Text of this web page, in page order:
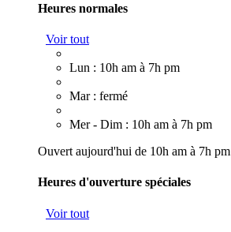
Heures normales
Voir tout
Lun : 10h am à 7h pm
Mar : fermé
Mer - Dim : 10h am à 7h pm
Ouvert aujourd'hui de 10h am à 7h pm
Heures d'ouverture spéciales
Voir tout